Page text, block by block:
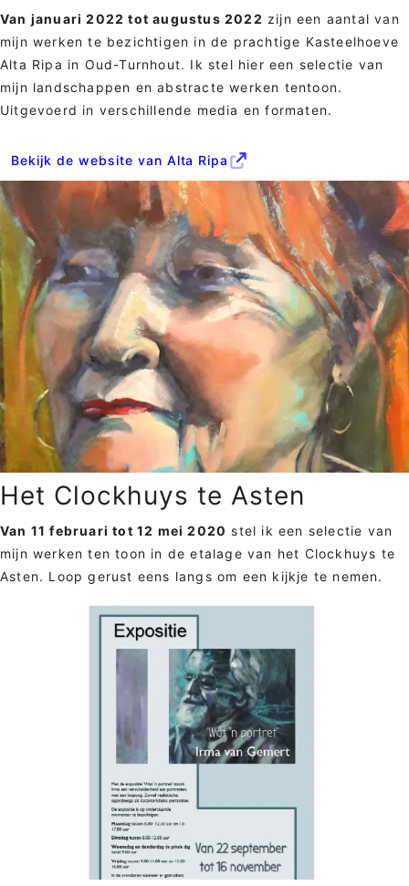
Van januari 2022 tot augustus 2022 zijn een aantal van
mijn werken te bezichtigen in de prachtige Kasteelhoeve
Alta Ripa in Oud-Turnhout. Ik stel hier een selectie van
mijn landschappen en abstracte werken tentoon.
Uitgevoerd in verschillende media en formaten.
Bekijk de website van Alta Ripa
Het Clockhuys te Asten
Van 11 februari tot 12 mei 2020 stel ik een selectie van
mijn werken ten toon in de etalage van het Clockhuys te
Asten. Loop gerust eens langs om een kijkje te nemen.